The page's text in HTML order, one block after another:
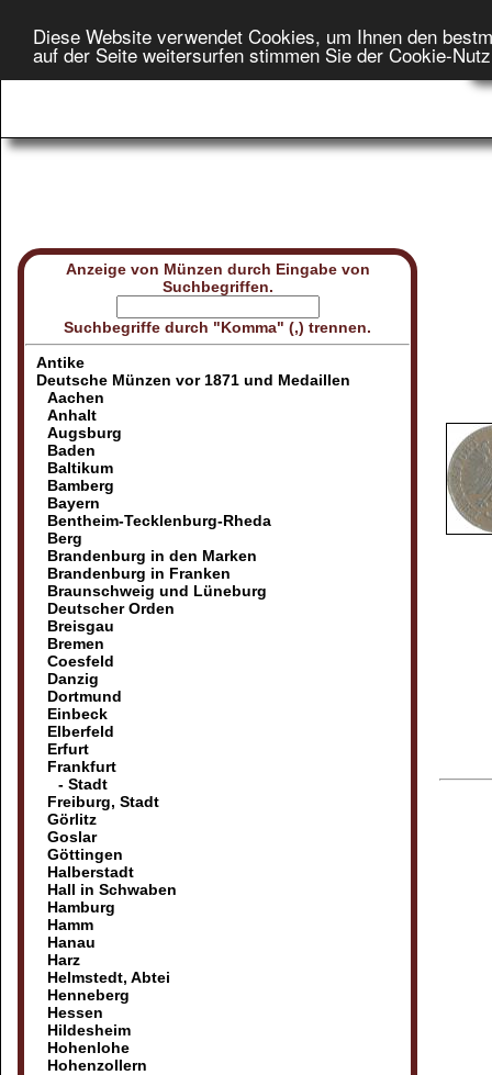
Diese Website verwendet Cookies, um Ihnen den
auf der Seite weitersurfen stimmen Sie der Cookie-
Anzeige von Münzen durch Eingabe von
Suchbegriffen.
Suchbegriffe durch "Komma" (,) trennen.
Antike
Deutsche Münzen vor 1871 und Medaillen
Aachen
Anhalt
Augsburg
Baden
Baltikum
Bamberg
Bayern
Bentheim-Tecklenburg-Rheda
Berg
Brandenburg in den Marken
Brandenburg in Franken
Braunschweig und Lüneburg
Deutscher Orden
Breisgau
Bremen
Coesfeld
Danzig
Dortmund
Einbeck
Elberfeld
Erfurt
Frankfurt
- Stadt
Freiburg, Stadt
Görlitz
Goslar
Göttingen
Halberstadt
Hall in Schwaben
Hamburg
Hamm
Hanau
Harz
Helmstedt, Abtei
Henneberg
Hessen
Hildesheim
Hohenlohe
Hohenzollern